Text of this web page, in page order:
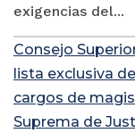
exigencias del...
Consejo
lista exclusiva
cargos de
Suprema de